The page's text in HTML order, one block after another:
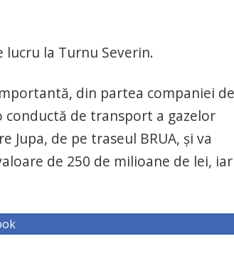
lucru la Turnu Severin.
din partea companiei de
de transport a gazelor
de pe traseul BRUA, și va
de 250 de milioane de lei, iar